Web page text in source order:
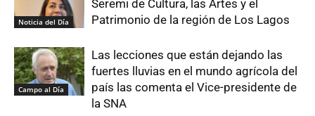
Noticia del Día
Seremi de Cultura, las Artes y el
Patrimonio de la región de Los Lagos
Campo al Día
Las lecciones que están dejando las
fuertes lluvias en el mundo agrícola del
país las comenta el Vice-presidente de
la SNA